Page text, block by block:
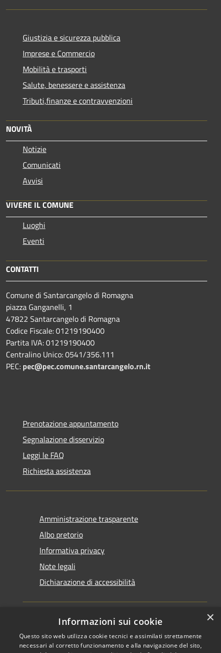
Giustizia e sicurezza pubblica
Imprese e Commercio
Mobilità e trasporti
Salute, benessere e assistenza
Tributi,finanze e contravvenzioni
NOVITÀ
Notizie
Comunicati
Avvisi
VIVERE IL COMUNE
Luoghi
Eventi
CONTATTI
Comune di Santarcangelo di Romagna
piazza Ganganelli, 1
47822 Santarcangelo di Romagna
Codice Fiscale: 01219190400
Partita IVA: 01219190400
Centralino Unico: 0541/356.111
PEC: pec@pec.comune.santarcangelo.rn.it
Prenotazione appuntamento
Segnalazione disservizio
Leggi le FAQ
Richiesta assistenza
Amministrazione trasparente
Albo pretorio
Informativa privacy
Note legali
Dichiarazione di accessibilità
RSS
Copyright © 2026 • Comune di
×
Informazioni sui cookie
Questo sito web utilizza cookie tecnici e assimilati strettamente
necessari al corretto funzionamento e alla navigazione del sito,